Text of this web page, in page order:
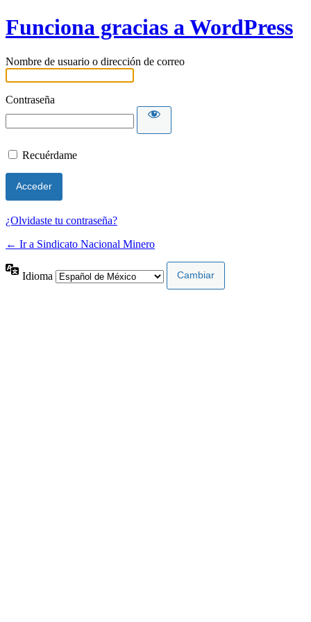
Funciona gracias a WordPress
Nombre de usuario o dirección de correo
Contraseña
Recuérdame
¿Olvidaste tu contraseña?
← Ir a Sindicato Nacional Minero
Idioma